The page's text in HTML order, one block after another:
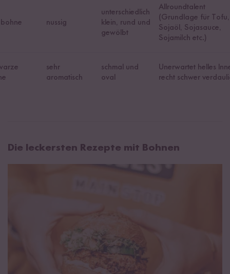
nussig
unterschiedlich
klein, rund und
gewölbt
Allroundtalent
(Grundlage für Tofu,
Sojaöl, Sojasauce,
Sojamilch etc.)
sehr
aromatisch
schmal und
oval
Unerwartet helles
recht schwer
Die leckersten Rezepte mit Bohnen